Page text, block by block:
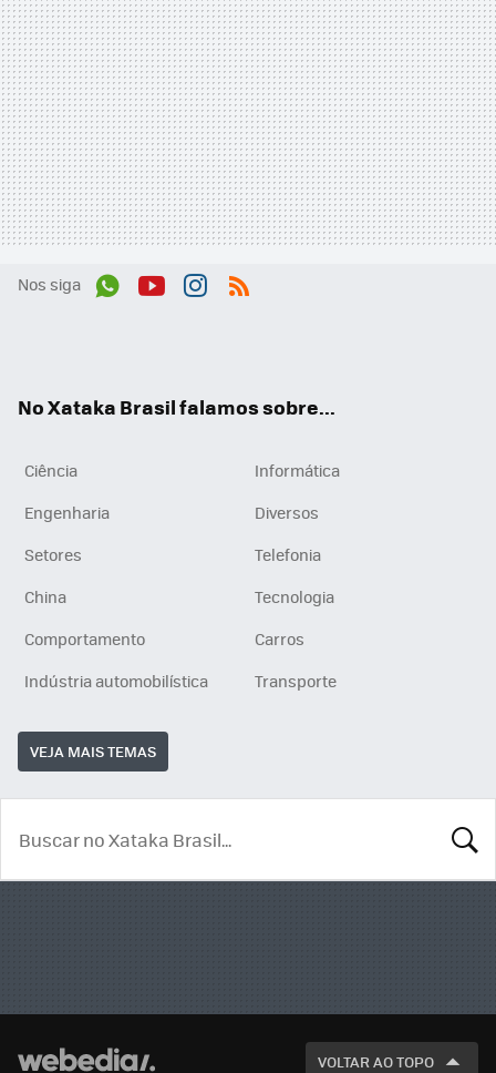
Nos siga
No Xataka Brasil falamos sobre...
Ciência
Informática
Engenharia
Diversos
Setores
Telefonia
China
Tecnologia
Comportamento
Carros
Indústria automobilística
Transporte
VEJA MAIS TEMAS
VOLTAR AO TOPO